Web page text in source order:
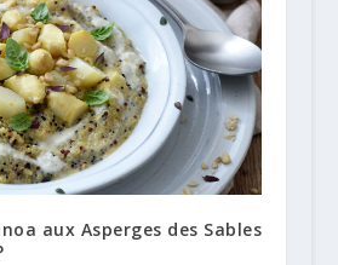
aux Asperges des Sables